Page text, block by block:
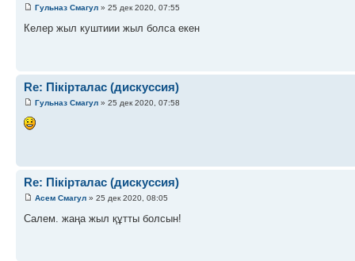
Гульназ Смагул » 25 дек 2020, 07:55
Келер жыл куштиии жыл болса екен
Re: Пікірталас (дискуссия)
Гульназ Смагул » 25 дек 2020, 07:58
Re: Пікірталас (дискуссия)
Асем Смагул » 25 дек 2020, 08:05
Салем. жаңа жыл құтты болсын!